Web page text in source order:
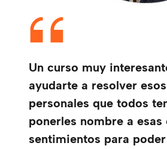
Un curso muy
ayudarte a resolver
personales que todos
ponerles nombre a
sentimientos para